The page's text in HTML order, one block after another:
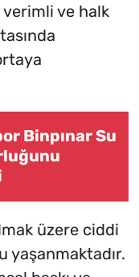
verimli ve halk
Binpınar Su
üzere ciddi
yaşanmaktadır.